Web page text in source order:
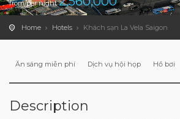
from/per night
Home Hotels Khách sạn La Vela Saigon
Ăn sáng miễn phí Dịch vụ hội họp Hồ bơi
Description